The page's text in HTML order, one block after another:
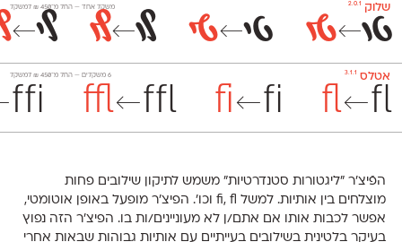
שלוק 2.0.1 משקל אחד — החל מ־450
₪למשקל
טו←טו טי←טי לו←לו לי←
אטלס 3.1.1 ‫6 משקלים — החל מ־ 450
₪למשקל
ffi ffl←ffl fi←fi fl←fl
הפֿיצ׳ר "ליגטורות סטנדרטיות" משמש לתיקון שילובים פחות
מוצלחים בין אותיות. למשל fi, fl וכו'. הפיצ'ר מופעל באופן אוטומטי,
אפשר לכבות אותו אם אתם/ן לא מעוניינים/ות בו. הפיצ׳ר הזה נפוץ
בעיקר בלטינית בשילובים בעייתיים עם אותיות גבוהות שבאות אחרי